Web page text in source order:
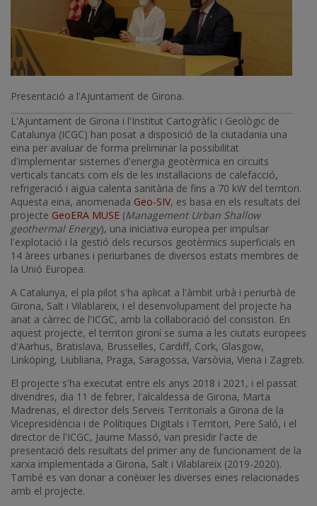
Presentació a l'Ajuntament de Girona.
L'Ajuntament de Girona i l'Institut Cartogràfic i Geològic de
Catalunya (ICGC) han posat a disposició de la ciutadania una
eina per avaluar de forma preliminar la possibilitat
d'implementar sistemes d'energia geotèrmica en circuits
verticals tancats com els de les instal·lacions de calefacció,
refrigeració i aigua calenta sanitària de fins a 70 kW del territori.
Aquesta eina, anomenada Geo-SIV, es basa en els resultats del
projecte GeoERA MUSE (Management Urban Shallow
geothermal Energy), una iniciativa europea per impulsar
l'explotació i la gestió dels recursos geotèrmics superficials en
14 àrees urbanes i periurbanes de diversos estats membres de
la Unió Europea.
A Catalunya, el pla pilot s'ha aplicat a l'àmbit urbà i periurbà de
Girona, Salt i Vilablareix, i el desenvolupament del projecte ha
anat a càrrec de l'ICGC, amb la col·laboració del consistori. En
aquest projecte, el territori gironí se suma a les ciutats europees
d'Aarhus, Bratislava, Brussel·les, Cardiff, Cork, Glasgow,
Linköping, Liubliana, Praga, Saragossa, Varsòvia, Viena i Zagreb.
El projecte s'ha executat entre els anys 2018 i 2021, i el passat
divendres, dia 11 de febrer, l'alcaldessa de Girona, Marta
Madrenas, el director dels Serveis Territorials a Girona de la
Vicepresidència i de Polítiques Digitals i Territori, Pere Saló, i el
director de l'ICGC, Jaume Massó, van presidir l'acte de
presentació dels resultats del primer any de fun­cionament de la
xarxa implementada a Girona, Salt i Vilablareix (2019-2020).
També es van donar a conèixer les diverses eines relacionades
amb el projecte.